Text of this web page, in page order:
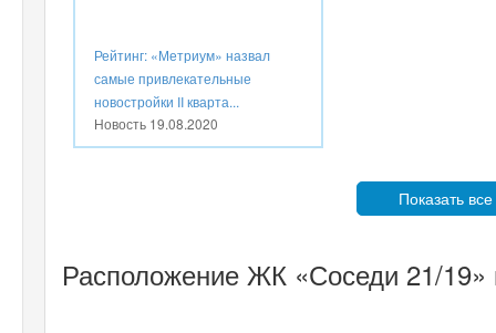
Рейтинг: «Метриум» назвал
самые привлекательные
новостройки II кварта...
Новость 19.08.2020
Показать
Расположение ЖК «Соседи 21/19»